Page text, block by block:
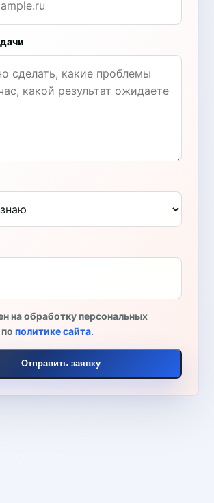
на обработку персональных
пополитике сайта.
Отправить заявку